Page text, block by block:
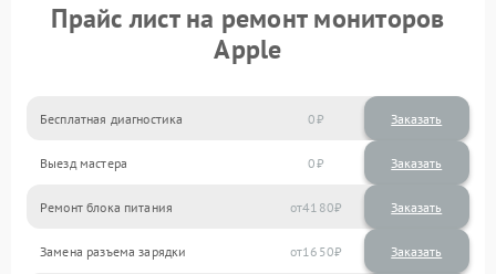
Прайс лист на ремонт мониторов
Apple
Бесплатная диагностика 0 Заказать
Выезд мастера 0 Заказать
Ремонт блока питания 4180
Замена разъема зарядки 1650